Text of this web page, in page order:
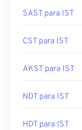
AEST para IST
SAST para IST
CST para IST
AKST para IST
NDT para IST